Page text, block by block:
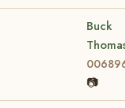
Buck
📷